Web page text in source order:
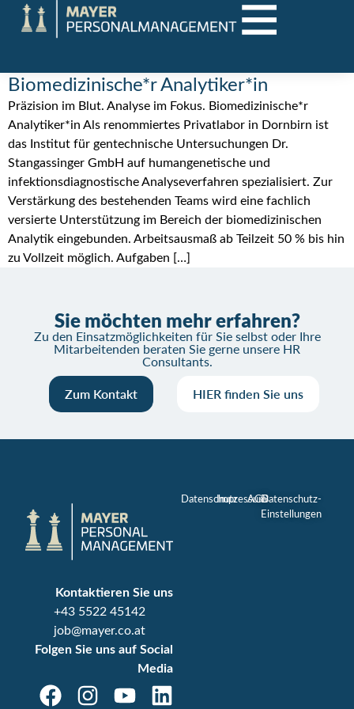
Biomedizinische*r Analytiker*in
Präzision im Blut. Analyse im Fokus. Biomedizinische*r
Analytiker*in Als renommiertes Privatlabor in Dornbirn ist
das Institut für gentechnische Untersuchungen Dr.
Stangassinger GmbH auf humangenetische und
infektionsdiagnostische Analyseverfahren spezialisiert. Zur
Verstärkung des bestehenden Teams wird eine fachlich
versierte Unterstützung im Bereich der biomedizinischen
Analytik eingebunden. Arbeitsausmaß ab Teilzeit 50 % bis hin
zu Vollzeit möglich. Aufgaben […]
Sie möchten mehr erfahren?
Zu den Einsatzmöglichkeiten für Sie selbst oder Ihre
Mitarbeitenden beraten Sie gerne unsere HR
Consultants.
Zum Kontakt HIER finden Sie uns
Kontaktieren Sie uns
+43 5522 45142
job@mayer.co.at
Folgen Sie uns auf Social
Media
DatenschutzImpressum
AGBDatenschutz-
Einstellungen